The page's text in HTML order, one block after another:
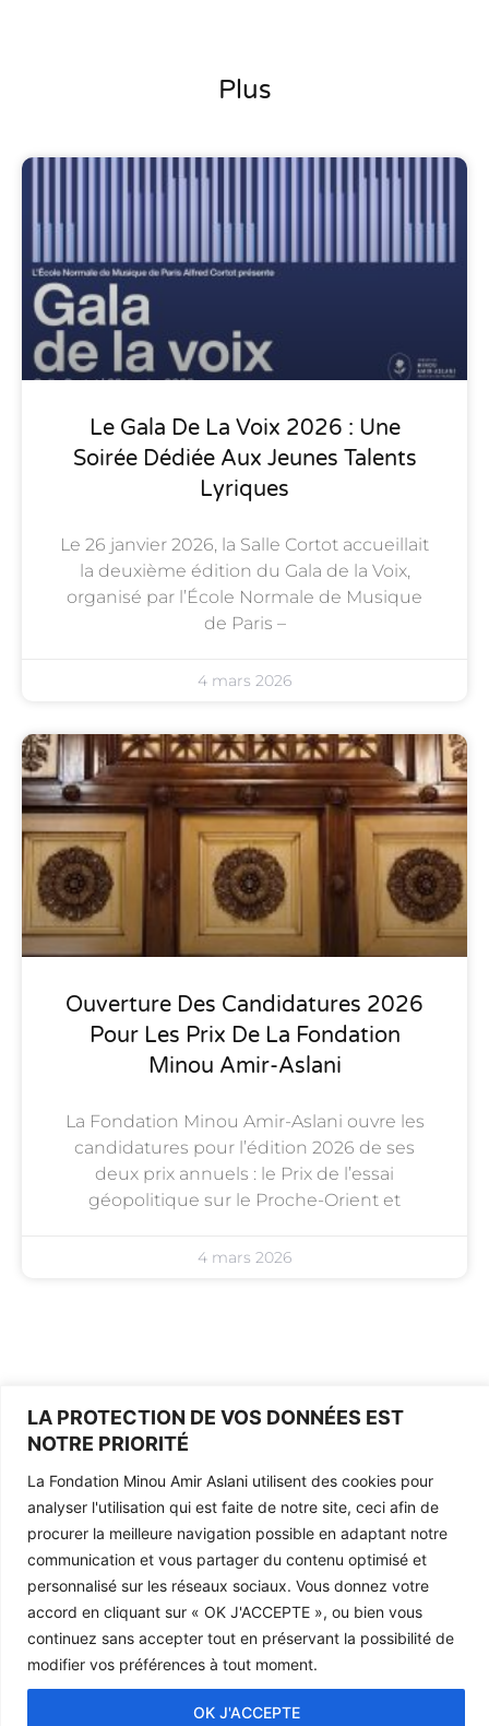
LA PROTECTION DE VOS DONNÉES EST
NOTRE PRIORITÉ
La Fondation Minou Amir Aslani utilisent des cookies pour
analyser l'utilisation qui est faite de notre site, ceci afin de
procurer la meilleure navigation possible en adaptant notre
communication et vous partager du contenu optimisé et
personnalisé sur les réseaux sociaux. Vous donnez votre
accord en cliquant sur « OK J'ACCEPTE », ou bien vous
continuez sans accepter tout en préservant la possibilité de
modifier vos préférences à tout moment.
OK J'ACCEPTE
Plus
Le Gala De La Voix 2026 : Une
Soirée Dédiée Aux Jeunes Talents
Lyriques
Le 26 janvier 2026, la Salle Cortot accueillait
la deuxième édition du Gala de la Voix,
organisé par l’École Normale de Musique
de Paris –
4 mars 2026
Ouverture Des Candidatures 2026
Pour Les Prix De La Fondation
Minou Amir-Aslani
La Fondation Minou Amir-Aslani ouvre les
candidatures pour l’édition 2026 de ses
deux prix annuels : le Prix de l’essai
géopolitique sur le Proche-Orient et
4 mars 2026
Mentions légales
La fondation
Contact
Copyright © 2026